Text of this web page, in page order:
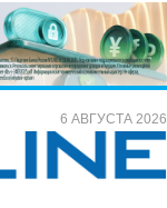
6 АВГУСТА 2026